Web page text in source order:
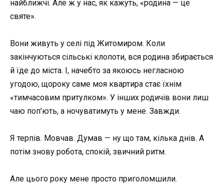
найближчі. Але ж у нас, як кажуть, «родина — це
святе».
Вони живуть у селі під Житомиром. Коли
закінчуються сільські клопоти, вся родина збирається
й їде до міста. І, начебто за якоюсь негласною
угодою, щороку саме моя квартира стає їхнім
«тимчасовим притулком». У інших родичів вони лиш
чаю поп’ють, а ночуватимуть у мене. Завжди.
Я терпів. Мовчав. Думав — ну що там, кілька днів. А
потім знову робота, спокій, звичний ритм.
Але цього року мене просто приголомшили.